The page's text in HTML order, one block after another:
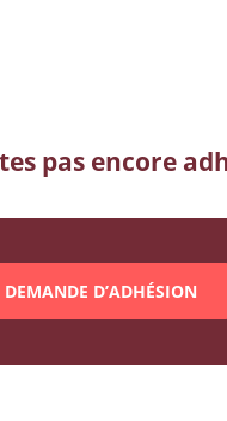
pas encore
D’ADHÉSION